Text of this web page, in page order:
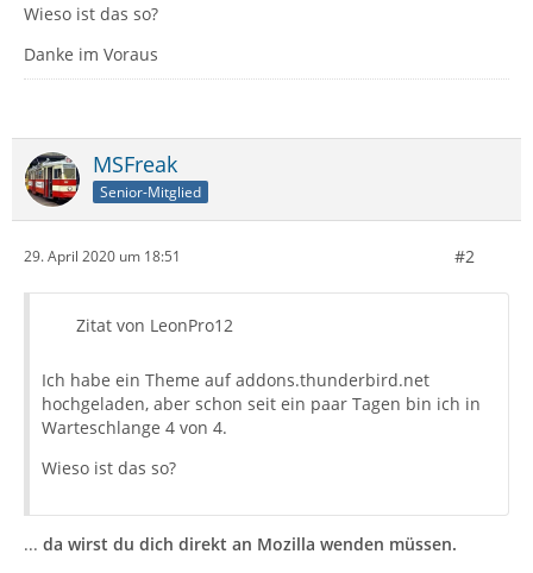
Wieso ist das so?
Danke im Voraus
MSFreak
Senior-Mitglied
29. April 2020 um 18:51 #2
Zitat von LeonPro12
Ich habe ein Theme auf addons.thunderbird.net
hochgeladen, aber schon seit ein paar Tagen bin ich in
Warteschlange 4 von 4.
Wieso ist das so?
... da wirst du dich direkt an Mozilla wenden müssen.